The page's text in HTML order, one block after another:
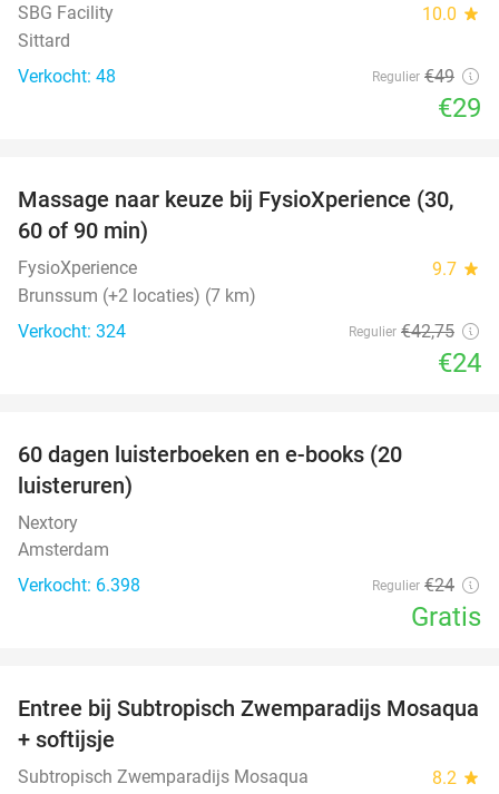
SBG Facility 10.0 star
Sittard
Verkocht: 48
Regulier €49
€29
44%
Massage naar keuze bij FysioXperience (30,
60 of 90 min)
FysioXperience 9.7 star
Brunssum (+2 locaties) (7 km)
Verkocht: 324
Regulier €42,75
€24
60 dagen luisterboeken en e-books (20
luisteruren)
Nextory
Amsterdam
Verkocht: 6.398
Regulier €24
Gratis
25%
Entree bij Subtropisch Zwemparadijs Mosaqua
+ softijsje
Subtropisch Zwemparadijs Mosaqua 8.2 star